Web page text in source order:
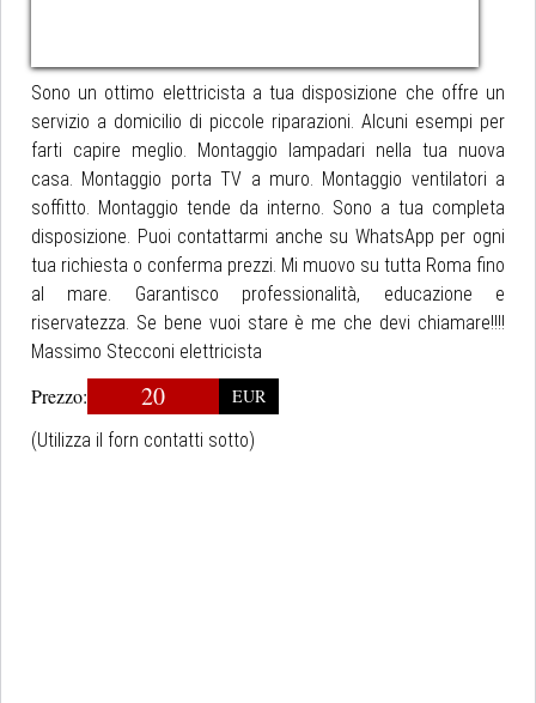
Sono un ottimo elettricista a tua disposizione che offre un
servizio a domicilio di piccole riparazioni. Alcuni esempi per
farti capire meglio. Montaggio lampadari nella tua nuova
casa. Montaggio porta TV a muro. Montaggio ventilatori a
soffitto. Montaggio tende da interno. Sono a tua completa
disposizione. Puoi contattarmi anche su WhatsApp per ogni
tua richiesta o conferma prezzi. Mi muovo su tutta Roma fino
al mare. Garantisco professionalità, educazione e
riservatezza. Se bene vuoi stare è me che devi chiamare!!!!
Massimo Stecconi elettricista
Prezzo: 20
EUR
(Utilizza il forn contatti sotto)